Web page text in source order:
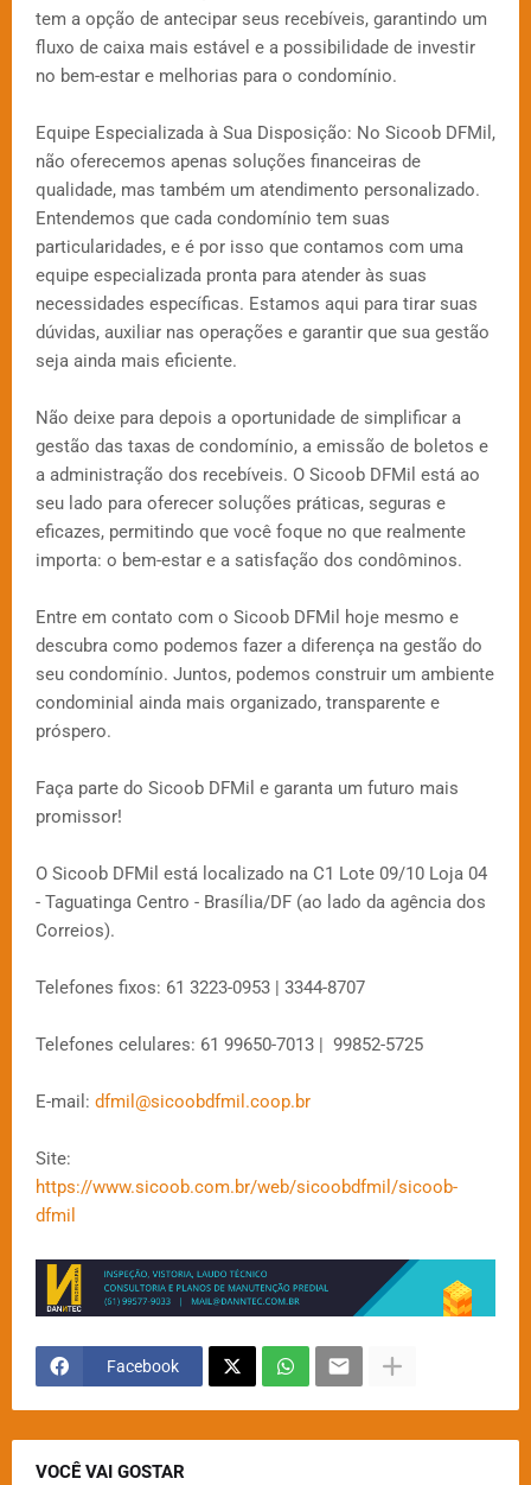
tem a opção de antecipar seus recebíveis, garantindo um
fluxo de caixa mais estável e a possibilidade de investir
no bem-estar e melhorias para o condomínio.
Equipe Especializada à Sua Disposição: No Sicoob DFMil,
não oferecemos apenas soluções financeiras de
qualidade, mas também um atendimento personalizado.
Entendemos que cada condomínio tem suas
particularidades, e é por isso que contamos com uma
equipe especializada pronta para atender às suas
necessidades específicas. Estamos aqui para tirar suas
dúvidas, auxiliar nas operações e garantir que sua gestão
seja ainda mais eficiente.
Não deixe para depois a oportunidade de simplificar a
gestão das taxas de condomínio, a emissão de boletos e
a administração dos recebíveis. O Sicoob DFMil está ao
seu lado para oferecer soluções práticas, seguras e
eficazes, permitindo que você foque no que realmente
importa: o bem-estar e a satisfação dos condôminos.
Entre em contato com o Sicoob DFMil hoje mesmo e
descubra como podemos fazer a diferença na gestão do
seu condomínio. Juntos, podemos construir um ambiente
condominial ainda mais organizado, transparente e
próspero.
Faça parte do Sicoob DFMil e garanta um futuro mais
promissor!
O Sicoob DFMil está localizado na C1 Lote 09/10 Loja 04
- Taguatinga Centro - Brasília/DF (ao lado da agência dos
Correios).
Telefones fixos: 61 3223-0953 | 3344-8707
Telefones celulares: 61 99650-7013 | 99852-5725
E-mail: dfmil@sicoobdfmil.coop.br
Site:
https://www.sicoob.com.br/web/sicoobdfmil/sicoob-
dfmil
Facebook
VOCÊ VAI GOSTAR